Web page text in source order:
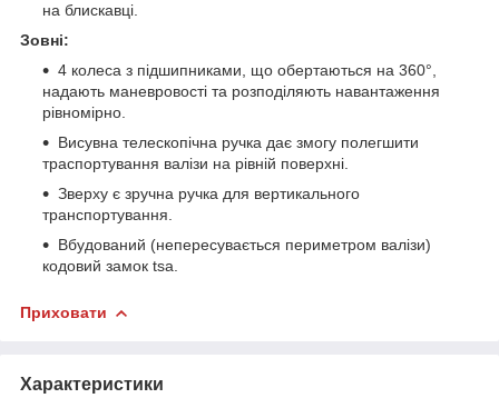
на блискавці.
Зовні:
4 колеса з підшипниками, що обертаються на 360°,
надають маневровості та розподіляють навантаження
рівномірно.
Висувна телескопічна ручка дає змогу полегшити
траспортування валізи на рівній поверхні.
Зверху є зручна ручка для вертикального
транспортування.
Вбудований (непересувається периметром валізи)
кодовий замок tsa.
Приховати
Характеристики